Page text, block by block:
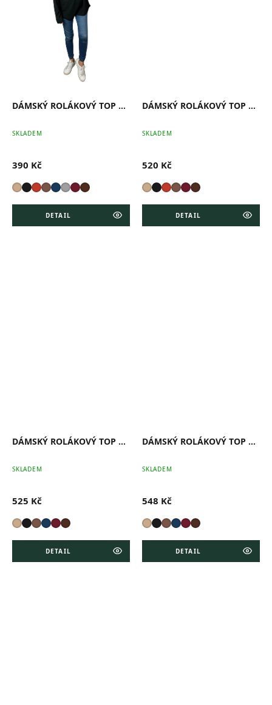
DÁMSKÝ ROLÁKOVÝ TOP LUNO
SKLADEM
390 Kč
DETAIL
DÁMSKÝ ROLÁKOVÝ TOP ELVA
SKLADEM
520 Kč
DETAIL
DÁMSKÝ ROLÁKOVÝ TOP ROYAL
SKLADEM
525 Kč
DETAIL
DÁMSKÝ ROLÁKOVÝ TOP MATRIX
SKLADEM
548 Kč
DETAIL